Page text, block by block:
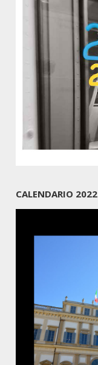
CALENDARIO 2022